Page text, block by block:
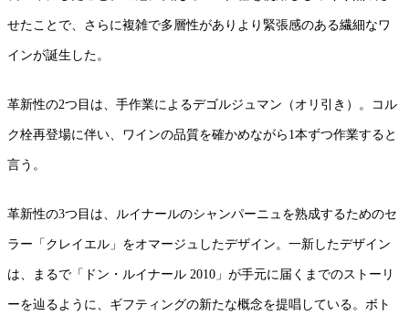
せたことで、さらに複雑で多層性がありより緊張感のある繊細なワ
インが誕生した。
革新性の2つ目は、手作業によるデゴルジュマン（オリ引き）。コル
ク栓再登場に伴い、ワインの品質を確かめながら1本ずつ作業すると
言う。
革新性の3つ目は、ルイナールのシャンパーニュを熟成するためのセ
ラー「クレイエル」をオマージュしたデザイン。一新したデザイン
は、まるで「ドン・ルイナール 2010」が手元に届くまでのストーリ
ーを辿るように、ギフティングの新たな概念を提唱している。ボト